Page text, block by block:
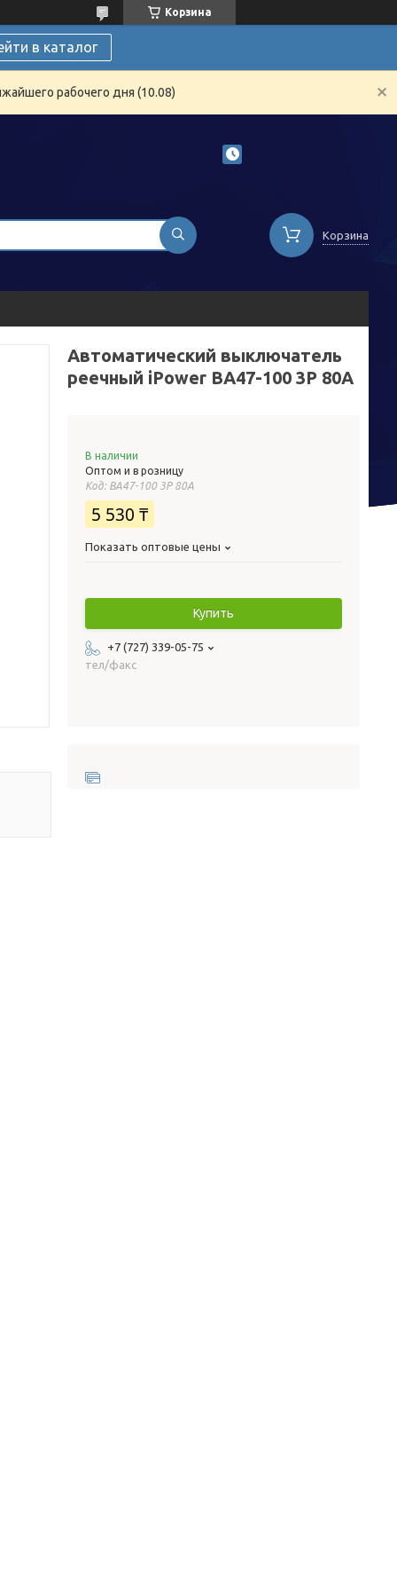
Корзина
в каталог
рабочего дня (10.08)
Корзина
Автоматический выключатель
реечный iPower ВА47-100 3Р 80А
В наличии
Оптом и в розницу
Код: ВА47-100 3Р 80А
5 530 ₸
Показать оптовые цены
Купить
+7 (727) 339-05-75
тел/факс